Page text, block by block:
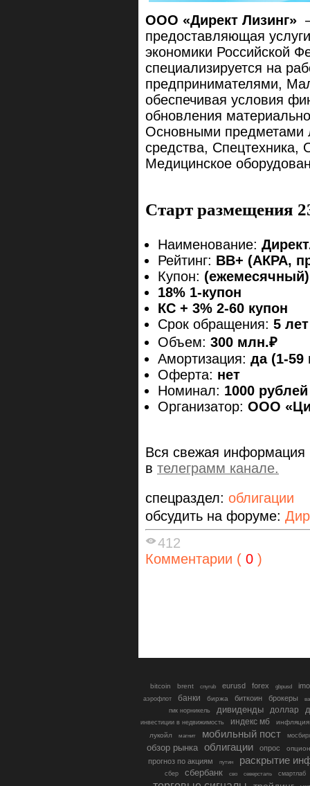
ООО «Директ Лизинг»
предоставляющая
экономики Российской
специализируется на
предпринимателями,
обеспечивая условия
обновления
Основными предметами
средства, Спецтехника,
Медицинское
Старт размещения
Наименование:
Рейтинг: ВВ+ (АКРА,
Купон: (ежемесячный)
18% 1-купон
КС + 3% 2-60 купон
Срок обращения: 5 лет
Объем: 300 млн.₽
Амортизация: да (1-59
Оферта: нет
Номинал: 1000 рублей
Организатор: ООО
Вся свежая
в телеграмм канале.
спецраздел: облигации
обсудить на форуме:
412
Комментарии ( 0 )
bitcoin brent cnyrub eurusd forex gbpusd
аэрофлот банки биржа биткоин брокеры
гмк норникель
дивиденды доллар
инвестиции в недвижимость индекс мб
инфляция
лукойл
магнит мобильный пост
обзор рынка облигации опрос
прогноз по акциям путин раскрытие
сбер сбербанк сво северсталь смартлаб